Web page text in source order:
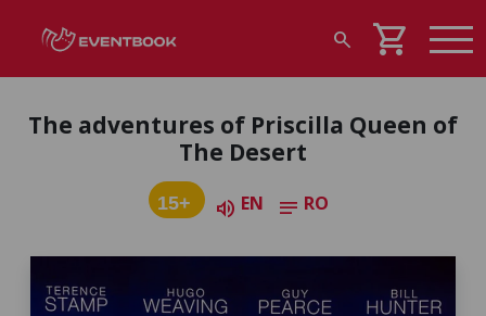
search shopping_cart
The adventures of Priscilla Queen of
The Desert
15+ volume_up EN notes RO